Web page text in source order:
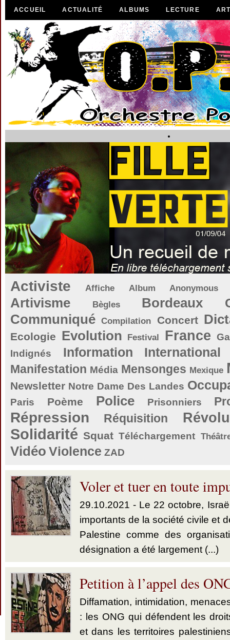
ACCUEIL ACTUALITÉ ALBUMS LECTURE
Activiste Affiche Album Anonymous
Artivisme Bègles Bordeaux
Communiqué Compilation Concert
Ecologie Evolution Festival France
Indignés
Information International
Manifestation Média Mensonges Mexique
Newsletter Notre Dame Des Landes
Paris Poème Police Prisonniers
Répression Réquisition
Solidarité Squat Téléchargement
Vidéo Violence ZAD
Voler et tuer en toute
29.10.2021 - Le 22 octobre,
importants de la société civile et
Palestine comme des
désignation a été largement (...)
Petition à l’appel des
Diffamation, intimidation,
: les ONG qui défendent les
et dans les territoires